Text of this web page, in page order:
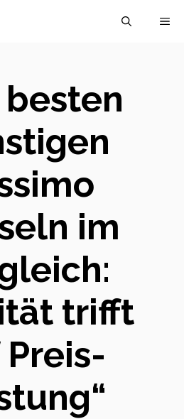
besten
im
trifft